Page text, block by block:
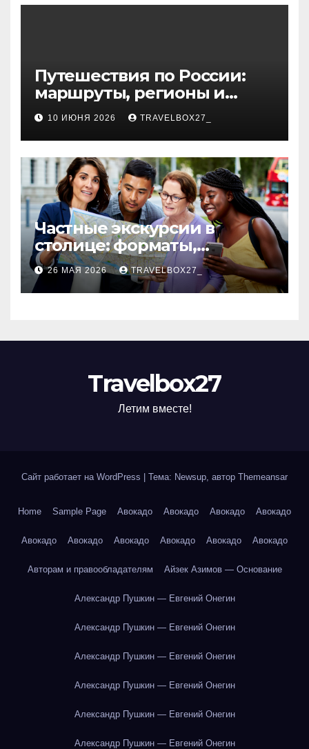
волокна
Путешествия по России:
маршруты, регионы и
особенности поездок
10 ИЮНЯ 2026 TRAVELBOX27_
Частные экскурсии в
столице: форматы,
маршруты и особенности
организации
26 МАЯ 2026 TRAVELBOX27_
Travelbox27
Летим вместе!
Сайт работает на WordPress Тема: Newsup, автор Themeansar
Home Sample Page Авокадо Авокадо Авокадо Авокадо
Авокадо Авокадо Авокадо Авокадо Авокадо Авокадо
Авторам и правообладателям Айзек Азимов — Основание
Александр Пушкин — Евгений Онегин
Александр Пушкин — Евгений Онегин
Александр Пушкин — Евгений Онегин
Александр Пушкин — Евгений Онегин
Александр Пушкин — Евгений Онегин
Александр Пушкин — Евгений Онегин